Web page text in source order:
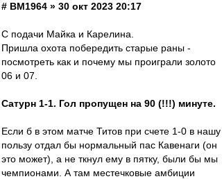
# BM1964 » 30 окт 2023 20:17
С подачи Майка и Карелина.
Пришла охота побередить старые раны -
посмотреть как и почему мы проиграли золото
06 и 07.
Сатурн 1-1. Гол пропущен на 90 (!!!) минуте.
Если б в этом матче Титов при счете 1-0 в нашу
пользу отдал бы нормальный пас Кавенаги (он
это может), а не ткнул ему в пятку, были бы мы
чемпионами. А там местечковые амбиции